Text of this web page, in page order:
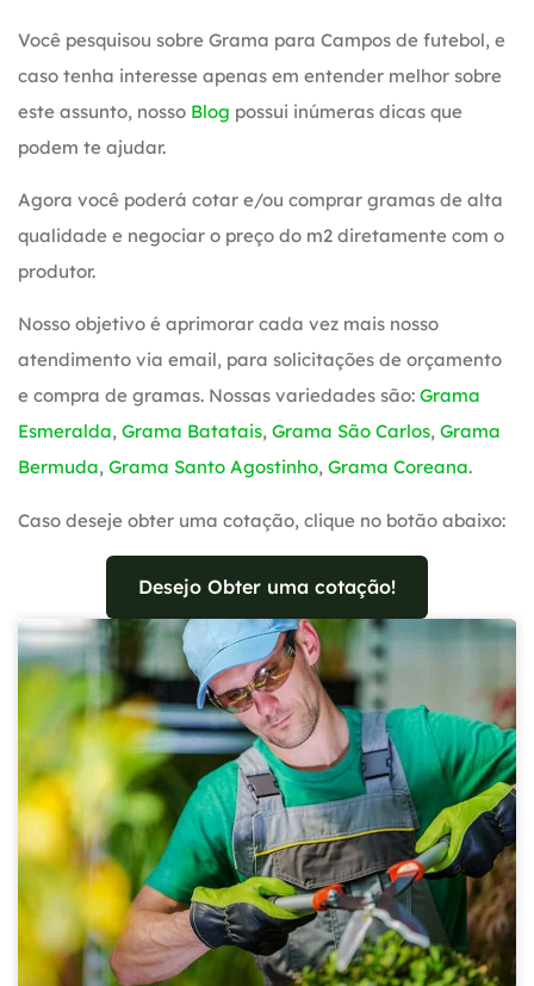
Você pesquisou sobre Grama para Campos de futebol, e
caso tenha interesse apenas em entender melhor sobre
este assunto, nosso Blog possui inúmeras dicas que
podem te ajudar.
Agora você poderá cotar e/ou comprar gramas de alta
qualidade e negociar o preço do m2 diretamente com o
produtor.
Nosso objetivo é aprimorar cada vez mais nosso
atendimento via email, para solicitações de orçamento
e compra de gramas. Nossas variedades são: Grama
Esmeralda, Grama Batatais, Grama São Carlos, Grama
Bermuda, Grama Santo Agostinho, Grama Coreana.
Caso deseje obter uma cotação, clique no botão abaixo:
Desejo Obter uma cotação!